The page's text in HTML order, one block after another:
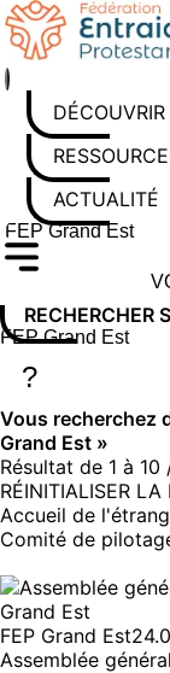
Aller
au
contenu
ACTUALITÉS
Rechercher sur le
Saisissez au
RECHERCHER
Rechercher sur le
Saisissez au
?
Vous recherchez
Grand Est »
Résultat de 1 à 10
RÉINITIALISER LA
Accueil de
Comité de
FEP Grand Est
Assemblée